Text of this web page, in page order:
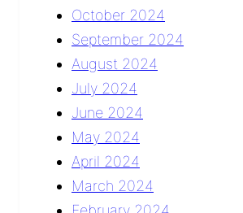
October 2024
September 2024
August 2024
July 2024
June 2024
May 2024
April 2024
March 2024